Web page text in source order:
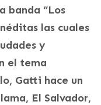
banda “Los
las cuales
y
el tema
Gatti hace un
El Salvador,